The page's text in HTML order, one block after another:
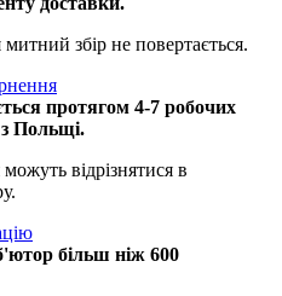
збір не повертається.
протягом 4-7 робочих
з Польщі.
відрізнятися в
більш ніж 600